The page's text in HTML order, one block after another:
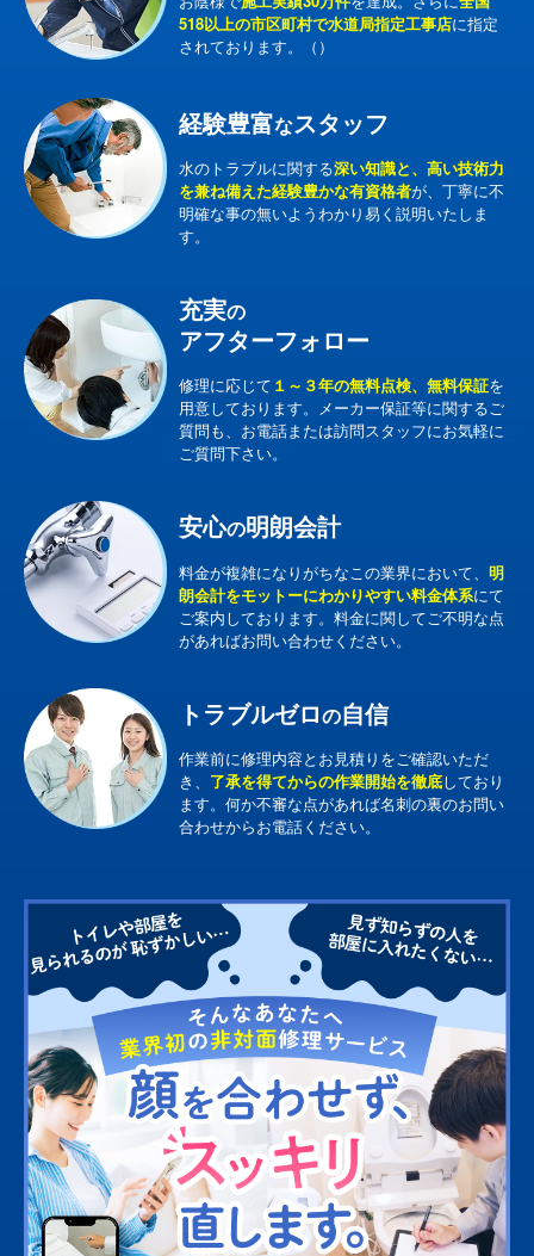
518以上の市区町村で水道局指定工事店に指定
されております。（）
経験豊富なスタッフ
水のトラブルに関する深い知識と、高い技術力
を兼ね備えた経験豊かな有資格者が、丁寧に不
明確な事の無いようわかり易く説明いたしま
す。
充実の
アフターフォロー
修理に応じて １～３年の無料点検、無料保証を
用意しております。メーカー保証等に関するご
質問も、お電話または訪問スタッフにお気軽に
ご質問下さい。
安心の明朗会計
料金が複雑になりがちなこの業界において、 明
朗会計をモットーにわかりやすい料金体系にて
ご案内しております。料金に関してご不明な点
があればお問い合わせください。
トラブルゼロの自信
作業前に修理内容とお見積りをご確認いただ
き、 了承を得てからの作業開始を徹底しており
ます。何か不審な点があれば名刺の裏のお問い
合わせからお電話ください。